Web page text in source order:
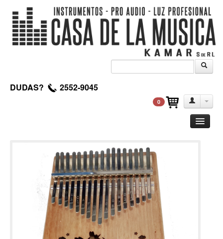
DUDAS? 2552-9045
0
Electrica
Amplificadores
Pedales de efectos
Estuches y fundas